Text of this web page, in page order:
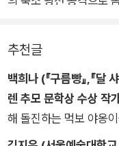
까?
구도 노리코 작가의 '우
특성을 절묘하게 결합
령대에 걸쳐 널리 사랑
00만 부 이상 판매된 베
추천글
백희나 (『구름빵』,『
렌 추모 문학상 수상 작
해 돌진하는 먹보 야옹
나 궁금하다. 쾌청하게